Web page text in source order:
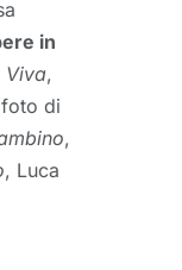
in
Viva,
di
,
, Luca